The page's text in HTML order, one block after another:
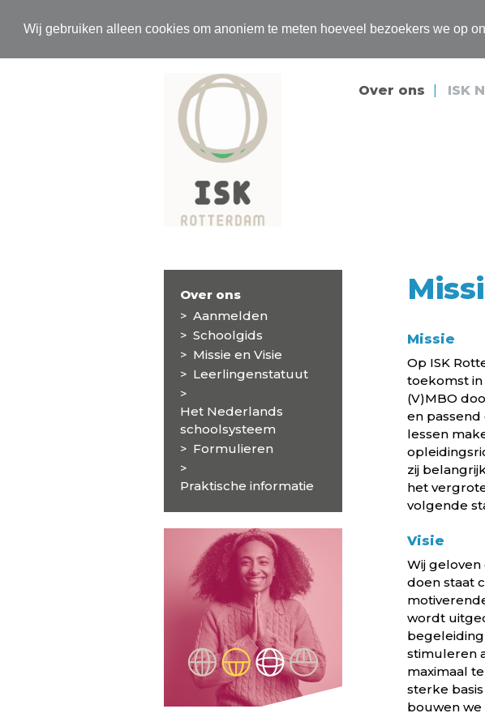
Wij gebruiken alleen cookies om anoniem te meten hoeveel bezoekers we op
Over ons ISK
Missie
Op ISK
toekomst in
(V)MBO
en passend
lessen
zij
het
volgende
Visie
Wij
doen staat
wordt
stimuleren
maximaal
sterke
bouwen we
Over ons
Aanmelden
Schoolgids
Missie en Visie
Leerlingenstatuut
Het Nederlands
schoolsysteem
Formulieren
Praktische informatie